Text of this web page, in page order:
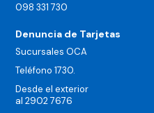
098 331 730
Denuncia de Tarjetas
Sucursales OCA
Teléfono 1730.
Desde el exterior
al 2902 7676